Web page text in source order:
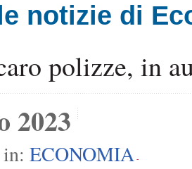
notizie di
polizze, in
2023
ECONOMIA -